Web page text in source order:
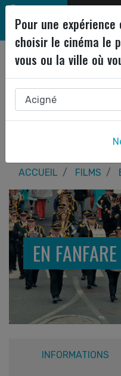
ACCUEIL FILMS
EN FANFARE
INFORMATIONS
Pour une
choisir le cinéma le
vous ou la ville où